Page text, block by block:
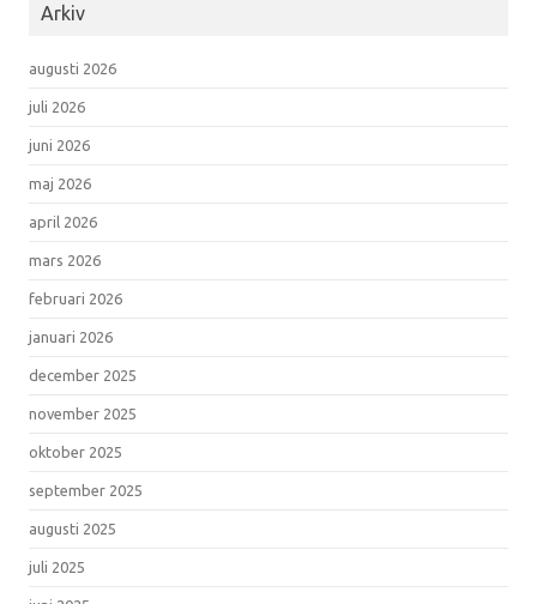
Arkiv
augusti 2026
juli 2026
juni 2026
maj 2026
april 2026
mars 2026
februari 2026
januari 2026
december 2025
november 2025
oktober 2025
september 2025
augusti 2025
juli 2025